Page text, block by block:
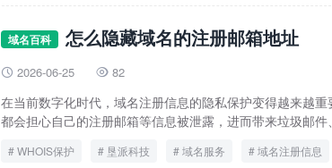
域名百科 怎么隐藏域名的注册邮箱地址
 2026-06-25  82
在当前数字化时代，域名注册信息的隐私保护变得越来越
都会担心自己的注册邮箱等信息被泄露，进而带来垃圾邮
WHOIS保护 垦派科技 域名服务 域名注册信息